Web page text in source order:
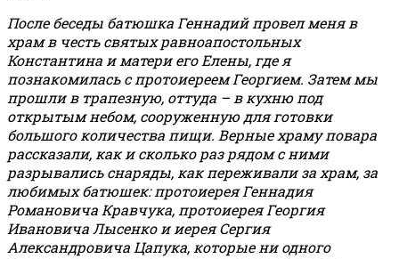
После беседы батюшка Геннадий провел меня в
храм в честь святых равноапостольных
Константина и матери его Елены, где я
познакомилась с протоиереем Георгием. Затем мы
прошли в трапезную, оттуда – в кухню под
открытым небом, сооруженную для готовки
большого количества пищи. Верные храму повара
рассказали, как и сколько раз рядом с ними
разрывались снаряды, как переживали за храм, за
любимых батюшек: протоиерея Геннадия
Романовича Кравчука, протоиерея Георгия
Ивановича Лысенко и иерея Сергия
Александровича Цапука, которые ни одного